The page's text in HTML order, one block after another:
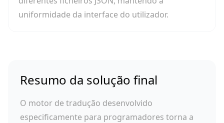
uniformidade da interface do utilizador.
Resumo da solução final
O motor de tradução desenvolvido
especificamente para programadores torna a